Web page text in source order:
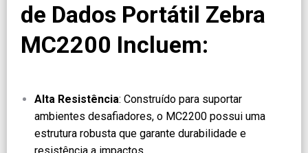
de Dados Portátil Zebra
MC2200 Incluem:
Alta Resistência: Construído para suportar
ambientes desafiadores, o MC2200 possui uma
estrutura robusta que garante durabilidade e